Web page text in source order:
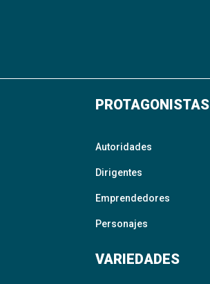
PROTAGONISTAS
Autoridades
Dirigentes
Emprendedores
Personajes
VARIEDADES